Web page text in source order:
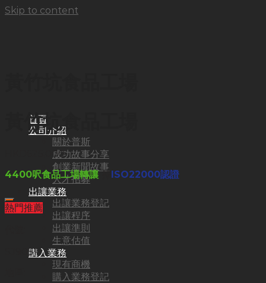
Skip to content
首頁
公司介紹
關於普斯
成功故事分享
創業新聞故事
人才招募
出讓業務
出讓業務登記
出讓程序
出讓準則
生意估值
購入業務
現有商機
購入業務登記
黃竹坑食品工場
625,000
4400呎食品工場轉讓持 ISO22000認證
熱門推薦
SJ9051